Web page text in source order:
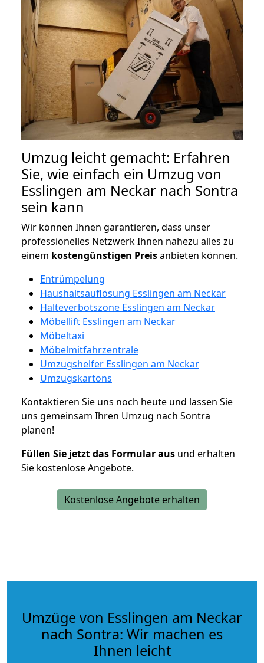
Umzug leicht gemacht: Erfahren
Sie, wie einfach ein Umzug von
Esslingen am Neckar nach Sontra
sein kann
Wir können Ihnen garantieren, dass unser
professionelles Netzwerk Ihnen nahezu alles zu
einem kostengünstigen Preisanbieten können.
Entrümpelung
Haushaltsauflösung Esslingen am Neckar
Halteverbotszone Esslingen am Neckar
Möbellift Esslingen am Neckar
Möbeltaxi
Möbelmitfahrzentrale
Umzugshelfer Esslingen am Neckar
Umzugskartons
Kontaktieren Sie uns noch heute und lassen Sie
uns gemeinsam Ihren Umzug nach Sontra
planen!
Füllen Sie jetzt das Formular aus und erhalten
Sie kostenlose Angebote.
Kostenlose Angebote erhalten
Umzüge von Esslingen am Neckar
nach Sontra: Wir machen es
Ihnen leicht